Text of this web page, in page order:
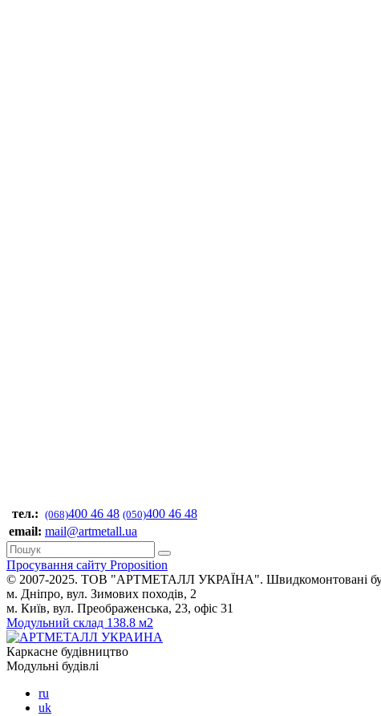
тел.: (068)400 46 48 (050)400 46 48
email: mail@artmetall.ua
Просування сайту Proposition
© 2007-2025. ТОВ "AРТМЕТАЛЛ УКРАЇНА". Швидкомонтовані
м. Дніпро, вул. Зимових походів, 2
м. Київ, вул. Преображенська, 23, офіс 31
Модульний склад 138.8 м2
Каркасне будівництво
Модульні будівлі
ru
uk